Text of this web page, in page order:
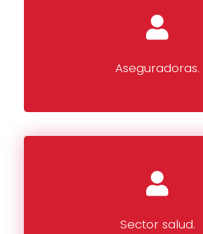
Aseguradoras.
Sector salud.